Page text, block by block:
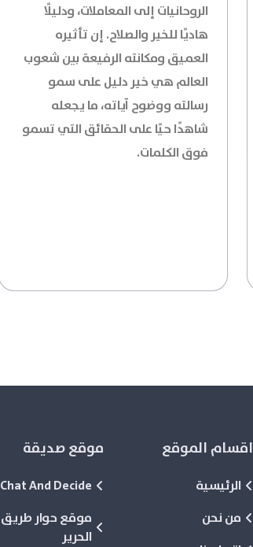
الروحانيات إلى المعاملات، ودليلًا
هاديًا للخير والصلاح. إن تأثيره
العميق ومكانته الرفيعة بين شعوب
العالم هي خير دليل على سمو
رسالته ووضوح آياته، ما يجعله
شاهدًا حيًا على الحقائق التي تسمو
فوق الكلمات.
اقسام الموقع
الرئيسية
من نحن
موقع صديقة
Chat And Decide
موقع حوار طريق
الحرير